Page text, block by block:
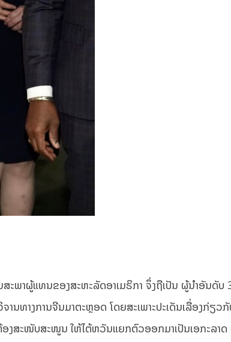
ະພາຜູ້ແທນຂອງສະຫະລັດອາເມຣິກາ ຈຶ່ງຖືເປັນ ຜູ້ນຳອັນດັບ
ານທາງການຈີນມາຕະຫຼອດ ໂດຍສະເພາະປະເດັນເລື່ອງກ່
ອງສະໜັບສະໜູນ ໃຫ້ໄຕ້ຫວັນແຍກຕົວອອກມາເປັນເອກະລ